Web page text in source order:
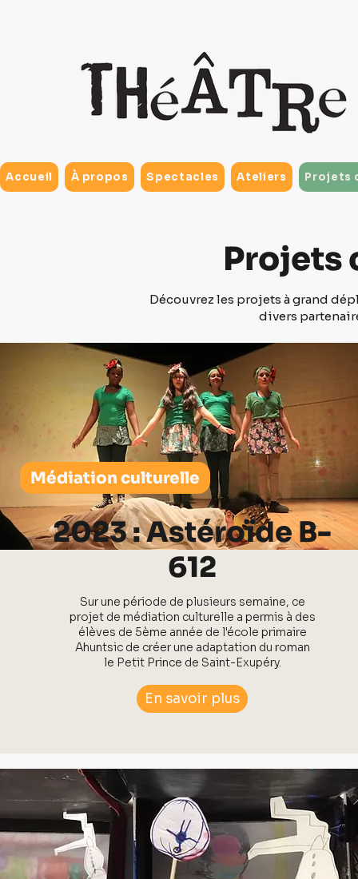
Accueil À propos Spectacles Ateliers Projets
Projets
Découvrez les projets à grand
divers
2023 : Astéroïde B-
612
Sur une période de plusieurs semaine, ce
projet de médiation culturelle a permis à des
élèves de 5ème année de l'école primaire
Ahuntsic de créer une adaptation du roman
le Petit Prince de Saint-Exupéry.
En savoir plus
Médiation culturelle